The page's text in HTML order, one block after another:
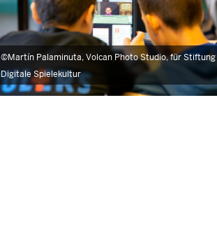
©Martín Palaminuta, Volcan Photo Studio, für Stiftung
Digitale Spielekultur